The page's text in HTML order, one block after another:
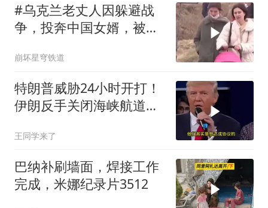
#乌克兰老丈人因躲避战
争，投奔中国女婿，被眼
崩坏星穹铁道
特朗普威胁24小时开打！
伊朗反手关闭海峡航道，
王同学来了
巴纳补刷墙面，焊接工作
完成，米娜纪录片3512